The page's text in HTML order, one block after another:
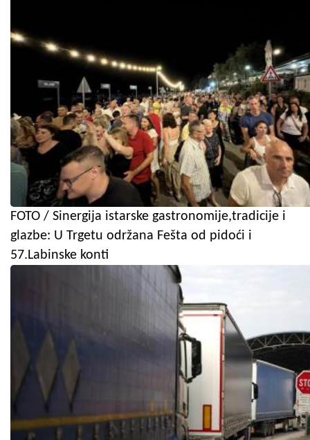
FOTO / Sinergija istarske gastronomije,tradicije i
glazbe: U Trgetu održana Fešta od pidoći i
57.Labinske konti